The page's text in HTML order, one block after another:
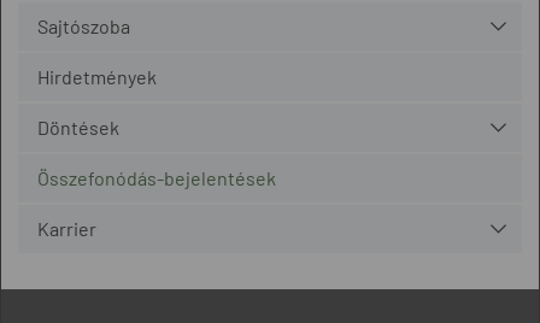
Sajtószoba
Hirdetmények
Döntések
Összefonódás-bejelentések
Karrier